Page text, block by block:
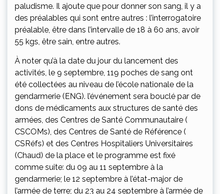
paludisme. Il ajoute que pour donner son sang, il y a
des préalables qui sont entre autres : l’interrogatoire
préalable, être dans l’intervalle de 18 à 60 ans, avoir
55 kgs, être sain, entre autres.
À noter qu’à la date du jour du lancement des
activités, le 9 septembre, 119 poches de sang ont
été collectées au niveau de l’école nationale de la
gendarmerie (ENG). l’événement sera bouclé par de
dons de médicaments aux structures de santé des
armées, des Centres de Santé Communautaire (
CSCOMs), des Centres de Santé de Référence (
CSRéfs) et des Centres Hospitaliers Universitaires
(Chaud) de la place et le programme est fixé
comme suite: du 09 au 11 septembre à la
gendarmerie; le 12 septembre à l’état-major de
l’armée de terre; du 23 au 24 septembre à l’armée de